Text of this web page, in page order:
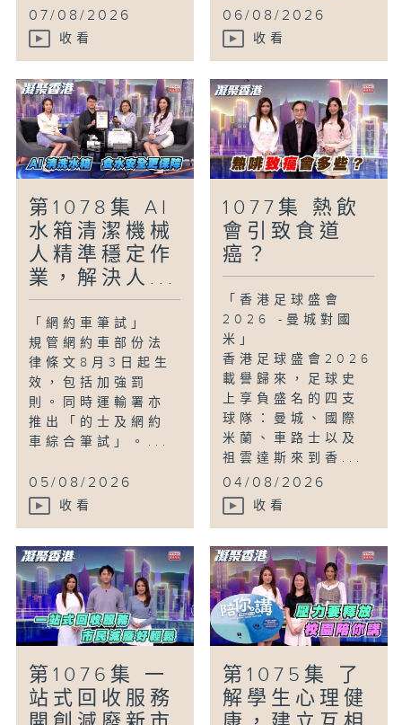
07/08/2026
收看
06/08/2026
收看
第1078集 AI
水箱清潔機械
人精準穩定作
業，解決人...
「網約車筆試」
規管網約車部份法
律條文8月3日起生
效，包括加強罰
則。同時運輸署亦
推出「的士及網約
車綜合筆試」。...
05/08/2026
收看
1077集 熱飲
會引致食道
癌？
「香港足球盛會
2026 -曼城對國
米」
香港足球盛會2026
載譽歸來，足球史
上享負盛名的四支
球隊：曼城、國際
米蘭、車路士以及
祖雲達斯來到香...
04/08/2026
收看
第1076集 一
站式回收服務
第1075集 了
解學生心理健